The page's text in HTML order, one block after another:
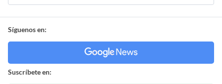
Síguenos en:
Suscríbete en: